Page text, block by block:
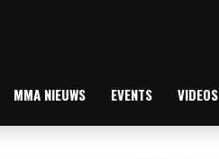
MMA NIEUWS EVENTS VIDEOS